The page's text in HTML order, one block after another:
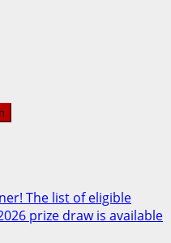
The list of eligible
prize draw is available